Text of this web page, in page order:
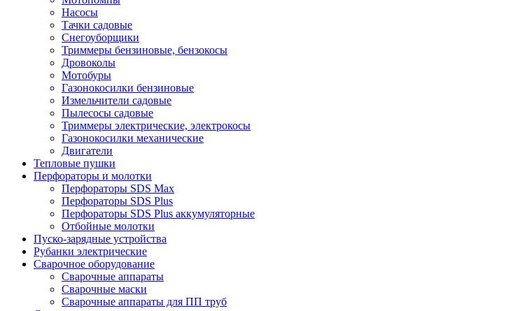
Насосы
Тачки садовые
Снегоуборщики
Триммеры бензиновые, бензокосы
Дровоколы
Мотобуры
Газонокосилки бензиновые
Измельчители садовые
Пылесосы садовые
Триммеры электрические, электрокосы
Газонокосилки механические
Двигатели
Тепловые пушки
Перфораторы и молотки
Перфораторы SDS Max
Перфораторы SDS Plus
Перфораторы SDS Plus аккумуляторные
Отбойные молотки
Пуско-зарядные устройства
Рубанки электрические
Сварочное оборудование
Сварочные аппараты
Сварочные маски
Сварочные аппараты для ПП труб